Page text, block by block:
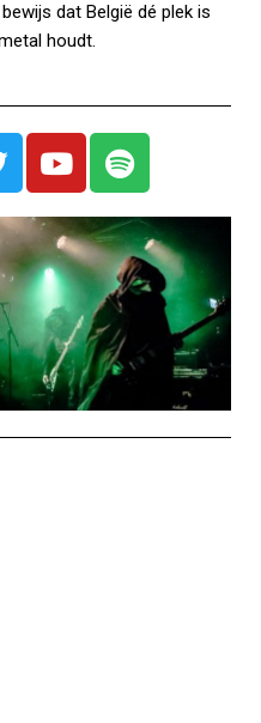
dat België dé plek is
houdt.